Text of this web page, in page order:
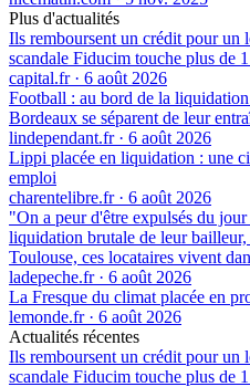
Plus d'actualités
Ils remboursent un crédit pour un
scandale Fiducim touche plus de
capital.fr· 6 août 2026
Football : au bord de la
Bordeaux se séparent de leur
lindependant.fr· 6 août 2026
Lippi placée en liquidation : une
emploi
charentelibre.fr· 6 août 2026
"On a peur d'être expulsés du
liquidation brutale de leur
Toulouse, ces locataires vivent
ladepeche.fr· 6 août 2026
La Fresque du climat placée en
lemonde.fr· 6 août 2026
Actualités récentes
Ils remboursent un crédit pour un
scandale Fiducim touche plus de